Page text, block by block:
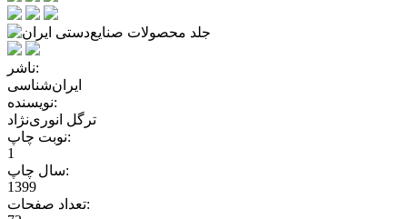
ناشر:
ایران‌شناسی
نویسنده:
ترگل انوری‌نژاد
نوبت چاپ:
1
سال چاپ:
1399
تعداد صفحات: